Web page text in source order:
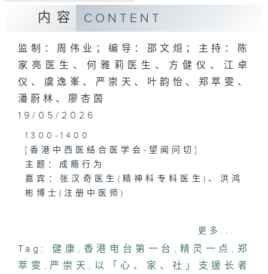
内容 CONTENT
监制：周伟业；编导：邵文烜；主持：陈
家亮医生、何雅莉医生、方健仪、江卓
仪、虞逸峯、严崇天、叶韵怡、郑萃雯、
潘蔚林、廖杏茵
19/05/2026
1300-1400
[香港中西医结合医学会-望闻问切]
主题：成瘾行为
嘉宾：张汉奇医生(精神科专科医生)、洪鸿
彬博士(注册中医师)
主题：以「心、家、社」支援长者精神健康
嘉宾：卢婉湄(黄大仙家居照顾及支援服务
队经理)、李泽宁(精神健康服务及发展高级
更多...
Tag: 健康 , 香港电台第一台 , 精灵一点 , 郑
萃雯 , 严崇天 , 以「心、家、社」支援长者